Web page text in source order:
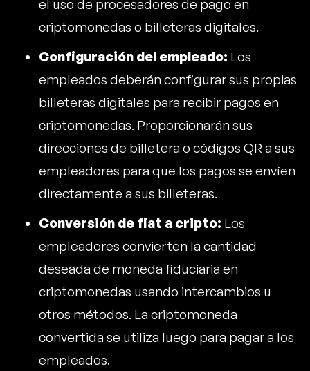
el uso de procesadores de pago en
criptomonedas o billeteras digitales.
Configuración del empleado: Los
empleados deberán configurar sus propias
billeteras digitales para recibir pagos en
criptomonedas. Proporcionarán sus
direcciones de billetera o códigos QR a sus
empleadores para que los pagos se envíen
directamente a sus billeteras.
Conversión de fiat a cripto: Los
empleadores convierten la cantidad
deseada de moneda fiduciaria en
criptomonedas usando intercambios u
otros métodos. La criptomoneda
convertida se utiliza luego para pagar a los
empleados.